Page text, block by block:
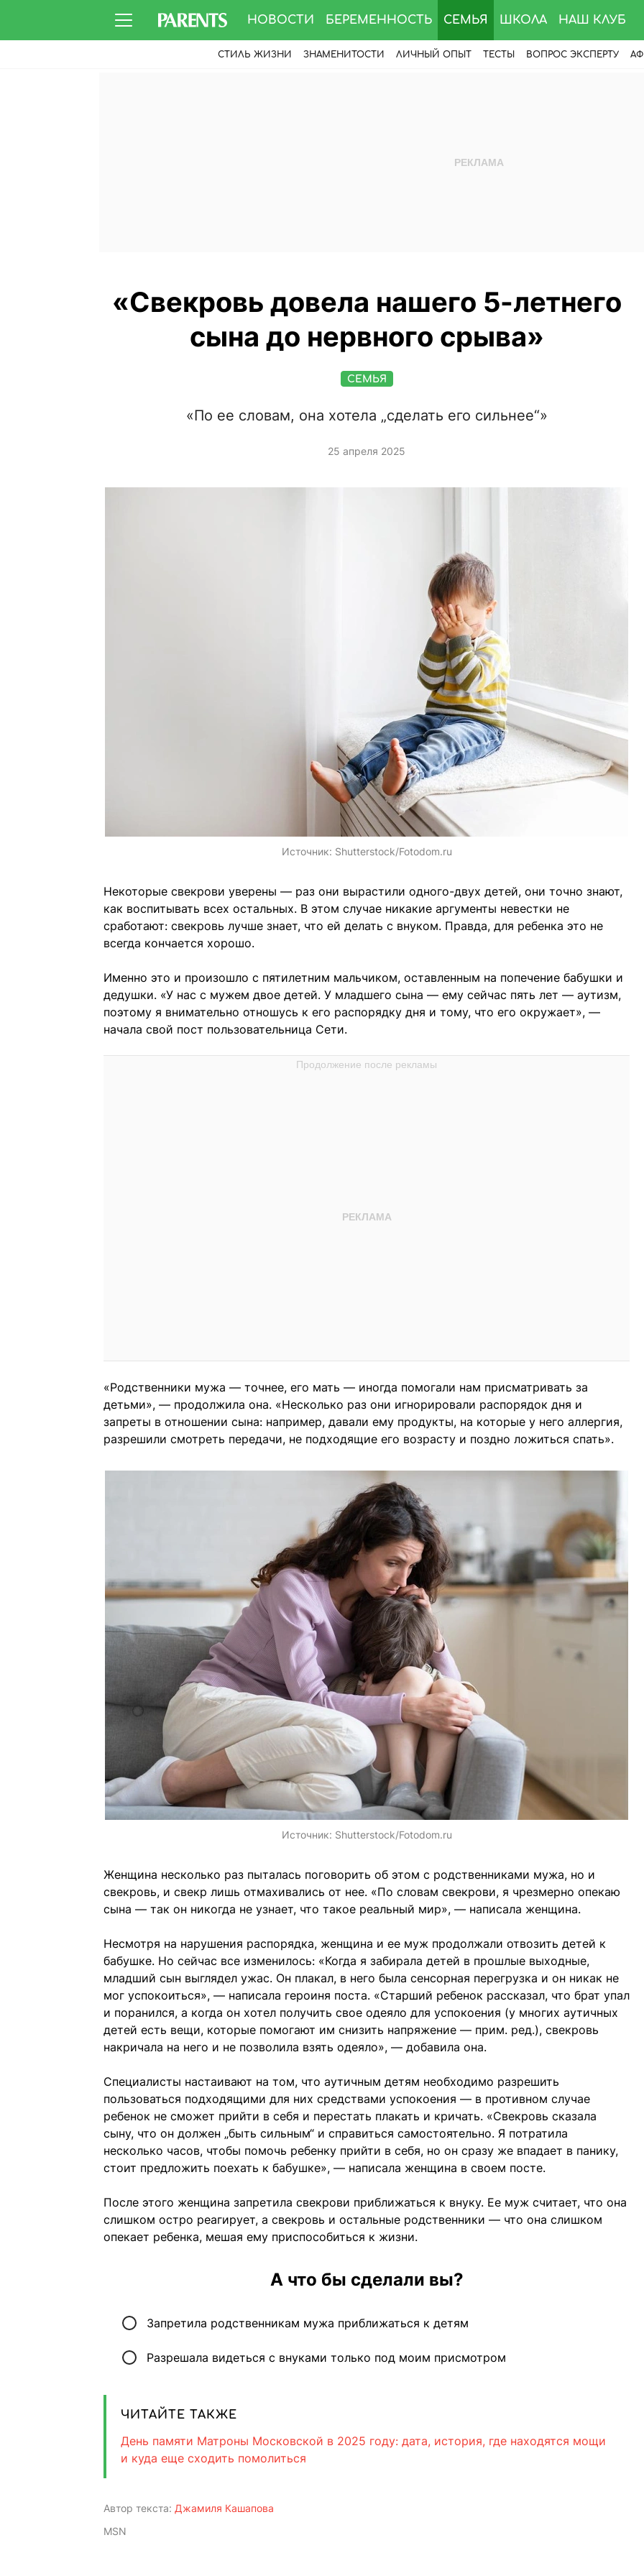
НОВОСТИ БЕРЕМЕННОСТЬ СЕМЬЯ ШКОЛА НАШ КЛУБ
СТИЛЬ ЖИЗНИ ЗНАМЕНИТОСТИ ЛИЧНЫЙ ОПЫТ ТЕСТЫ ВОПРОС ЭКСПЕРТУ
«Свекровь довела нашего 5-летнего
сына до нервного срыва»
СЕМЬЯ
«По ее словам, она хотела „сделать его сильнее“»
25 апреля 2025
Источник: Shutterstock/Fotodom.ru
Некоторые свекрови уверены — раз они вырастили одного-двух детей, они точно знают,
как воспитывать всех остальных. В этом случае никакие аргументы невестки не
сработают: свекровь лучше знает, что ей делать с внуком. Правда, для ребенка это не
всегда кончается хорошо.
Именно это и произошло с пятилетним мальчиком, оставленным на попечение бабушки и
дедушки. «У нас с мужем двое детей. У младшего сына — ему сейчас пять лет — аутизм,
поэтому я внимательно отношусь к его распорядку дня и тому, что его окружает», —
начала свой пост пользовательница Сети.
«Родственники мужа — точнее, его мать — иногда помогали нам присматривать за
детьми», — продолжила она. «Несколько раз они игнорировали распорядок дня и
запреты в отношении сына: например, давали ему продукты, на которые у него аллергия,
разрешили смотреть передачи, не подходящие его возрасту и поздно ложиться спать».
Источник: Shutterstock/Fotodom.ru
Женщина несколько раз пыталась поговорить об этом с родственниками мужа, но и
свекровь, и свекр лишь отмахивались от нее. «По словам свекрови, я чрезмерно опекаю
сына — так он никогда не узнает, что такое реальный мир», — написала женщина.
Несмотря на нарушения распорядка, женщина и ее муж продолжали отвозить детей к
бабушке. Но сейчас все изменилось: «Когда я забирала детей в прошлые выходные,
младший сын выглядел ужас. Он плакал, в него была сенсорная перегрузка и он никак не
мог успокоиться», — написала героиня поста. «Старший ребенок рассказал, что брат упал
и поранился, а когда он хотел получить свое одеяло для успокоения (у многих аутичных
детей есть вещи, которые помогают им снизить напряжение — прим. ред.), свекровь
накричала на него и не позволила взять одеяло», — добавила она.
Специалисты настаивают на том, что аутичным детям необходимо разрешить
пользоваться подходящими для них средствами успокоения — в противном случае
ребенок не сможет прийти в себя и перестать плакать и кричать. «Свекровь сказала
сыну, что он должен „быть сильным“ и справиться самостоятельно. Я потратила
несколько часов, чтобы помочь ребенку прийти в себя, но он сразу же впадает в панику,
стоит предложить поехать к бабушке», — написала женщина в своем посте.
После этого женщина запретила свекрови приближаться к внуку. Ее муж считает, что она
слишком остро реагирует, а свекровь и остальные родственники — что она слишком
опекает ребенка, мешая ему приспособиться к жизни.
А что бы сделали вы?
Запретила родственникам мужа приближаться к детям
Разрешала видеться с внуками только под моим присмотром
ЧИТАЙТЕ ТАКЖЕ
День памяти Матроны Московской в 2025 году: дата, история, где находятся мощи
и куда еще сходить помолиться
Автор текста: Джамиля Кашапова
MSN